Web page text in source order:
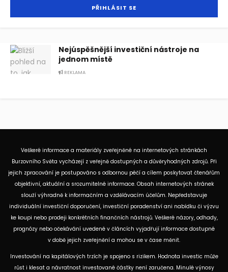
Nejúspěšnější investiční nástroje na
jednom místě
REKLAMA
Veškeré informace a materiály zveřejněné na internetových stránkách
Burzovního Světa vycházejí z veřejně dostupných a důvěryhodných zdrojů. Při
jejich zpracování je postupováno s odbornou péčí a cílem poskytovat čtenářům
objektivní, aktuální a srozumitelné informace. Obsah internetových stránek
slouží výhradně k informačním a vzdělávacím účelům. Nepředstavuje
individuální investiční doporučení, investiční poradenství ani nabídku či výzvu
ke koupi nebo prodeji konkrétních finančních nástrojů. Veškeré názory, odhady,
prognózy nebo očekávání uvedené v článcích vyjadřují informace dostupné
v době jejich zveřejnění a mohou se v čase měnit.
Investování na kapitálových trzích je spojeno s rizikem. Hodnota investic může
růst i klesat a návratnost investované částky není zaručena. Minulé výnosy